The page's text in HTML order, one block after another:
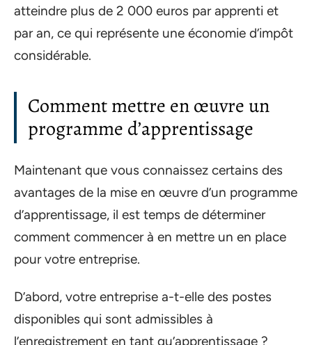
atteindre plus de 2 000 euros par apprenti et
par an, ce qui représente une économie d’impôt
considérable.
Comment mettre en œuvre un
programme d’apprentissage
Maintenant que vous connaissez certains des
avantages de la mise en œuvre d’un programme
d’apprentissage, il est temps de déterminer
comment commencer à en mettre un en place
pour votre entreprise.
D’abord, votre entreprise a-t-elle des postes
disponibles qui sont admissibles à
l’enregistrement en tant qu’apprentissage ?